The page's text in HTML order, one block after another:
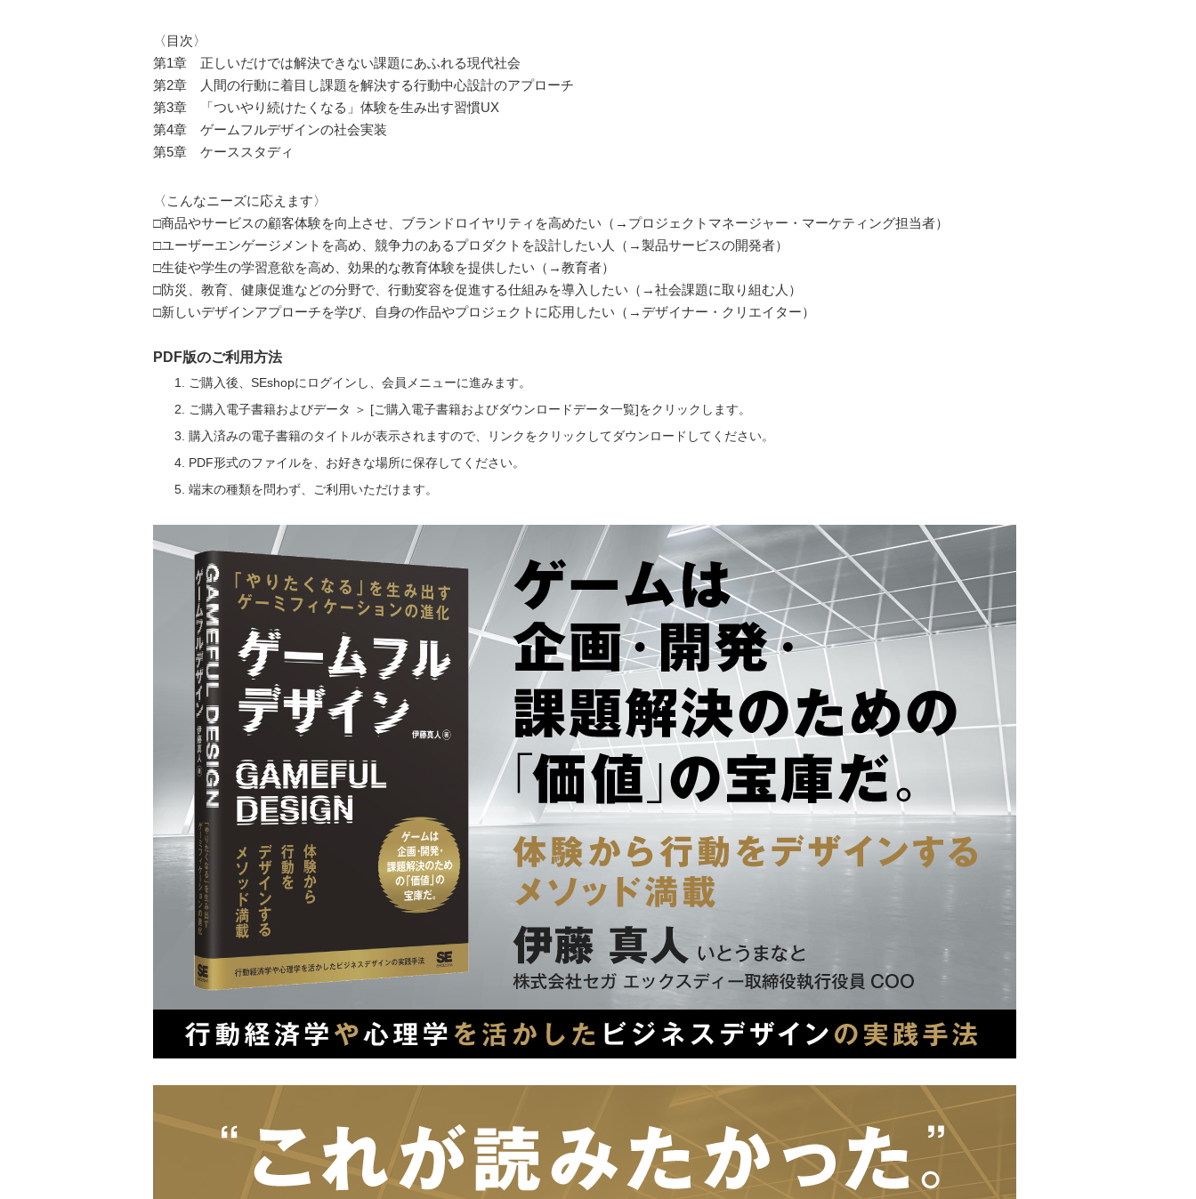
〈目次〉
第1章 正しいだけでは解決できない課題にあふれる現代社会
第2章 人間の行動に着目し課題を解決する行動中心設計のアプローチ
第3章 「ついやり続けたくなる」体験を生み出す習慣UX
第4章 ゲームフルデザインの社会実装
第5章 ケーススタディ
〈こんなニーズに応えます〉
□商品やサービスの顧客体験を向上させ、ブランドロイヤリティを高めたい（→プロジェクトマネージャー・マーケティング担当者）
□ユーザーエンゲージメントを高め、競争力のあるプロダクトを設計したい人（→製品サービスの開発者）
□生徒や学生の学習意欲を高め、効果的な教育体験を提供したい（→教育者）
□防災、教育、健康促進などの分野で、行動変容を促進する仕組みを導入したい（→社会課題に取り組む人）
□新しいデザインアプローチを学び、自身の作品やプロジェクトに応用したい（→デザイナー・クリエイター）
PDF版のご利用方法
ご購入後、SEshopにログインし、会員メニューに進みます。
ご購入電子書籍およびデータ ＞ [ご購入電子書籍およびダウンロードデータ一覧]をクリックします。
購入済みの電子書籍のタイトルが表示されますので、リンクをクリックしてダウンロードしてください。
PDF形式のファイルを、お好きな場所に保存してください。
端末の種類を問わず、ご利用いただけます。